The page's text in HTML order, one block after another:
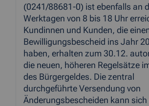
(0241/88681-0) ist ebenfalls an
Werktagen von 8 bis 18 Uhr
Kundinnen und Kunden, die
Bewilligungsbescheid ins Jahr
haben, erhalten zum 30.12.
die neuen, höheren Regelsätze
des Bürgergeldes. Die zentral
durchgeführte Versendung von
Änderungsbescheiden kann sich